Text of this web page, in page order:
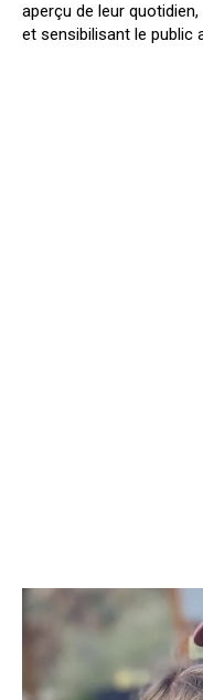
aperçu de leur quotidien,
et sensibilisant le public